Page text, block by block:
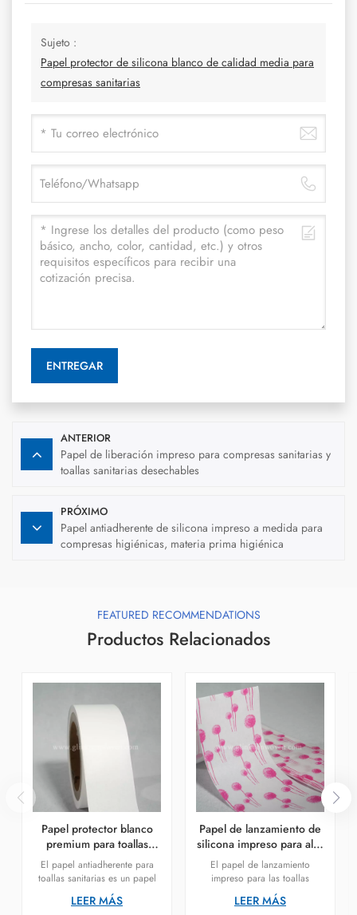
Sujeto :
Papel protector de silicona blanco de calidad media para
compresas sanitarias
ENTREGAR
ANTERIOR
Papel de liberación impreso para compresas sanitarias y
toallas sanitarias desechables
PRÓXIMO
Papel antiadherente de silicona impreso a medida para
compresas higiénicas, materia prima higiénica
FEATURED RECOMMENDATIONS
Productos Relacionados
Papel protector blanco
premium para toallas
sanitarias
El papel antiadherente para
toallas sanitarias es un papel
especial que se utiliza en la
fabricación de toallas
LEER MÁS
Papel de lanzamiento de
silicona impreso para alas
de las capas sanitarias
El papel de lanzamiento
impreso para las toallas
sanitarias es un tipo de papel
anti-adhesivo que ha sido
LEER MÁS